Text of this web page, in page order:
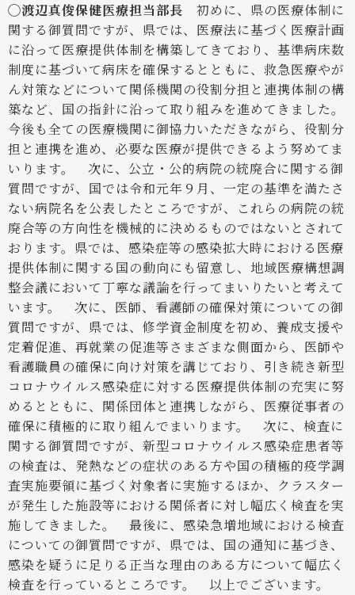
◯渡辺真俊保健医療担当部長 初めに、県の医療体制に
関する御質問ですが、県では、医療法に基づく医療計画
に沿って医療提供体制を構築してきており、基準病床数
制度に基づいて病床を確保するとともに、救急医療やが
ん対策などについて関係機関の役割分担と連携体制の構
築など、国の指針に沿って取り組みを進めてきました。
今後も全ての医療機関に御協力いただきながら、役割分
担と連携を進め、必要な医療が提供できるよう努めてま
いります。
次に、公立・公的病院の統廃合に関する御
質問ですが、国では令和元年９月、一定の基準を満たさ
ない病院名を公表したところですが、これらの病院の統
廃合等の方向性を機械的に決めるものではないとされて
おります。県では、感染症等の感染拡大時における医療
提供体制に関する国の動向にも留意し、地域医療構想調
整会議において丁寧な議論を行ってまいりたいと考えて
います。
次に、医師、看護師の確保対策についての御
質問ですが、県では、修学資金制度を初め、養成支援や
定着促進、再就業の促進等さまざまな側面から、医師や
看護職員の確保に向け対策を講じており、引き続き新型
コロナウイルス感染症に対する医療提供体制の充実に努
めるとともに、関係団体と連携しながら、医療従事者の
確保に積極的に取り組んでまいります。
次に、検査に
関する御質問ですが、新型コロナウイルス感染症患者等
の検査は、発熱などの症状のある方や国の積極的疫学調
査実施要領に基づく対象者に実施するほか、クラスター
が発生した施設等における関係者に対し幅広く検査を実
施してきました。
最後に、感染急増地域における検査
についての御質問ですが、県では、国の通知に基づき、
感染を疑うに足りる正当な理由のある方について幅広く
検査を行っているところです。
以上でございます。